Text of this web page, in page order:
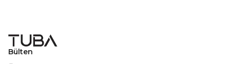
Bülten